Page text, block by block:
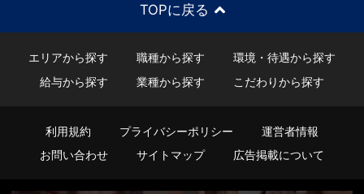
TOPに戻る
エリアから探す 職種から探す
環境・待遇から探す
給与から探す
業種から探す こだわりから探す
利用規約 プライバシーポリシー
運営者情報
お問い合わせ
サイトマップ 広告掲載について